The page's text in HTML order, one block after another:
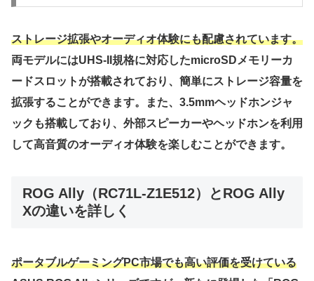
ストレージ拡張やオーディオ体験にも配慮されています。
両モデルにはUHS-II規格に対応したmicroSDメモリーカ
ードスロットが搭載されており、簡単にストレージ容量を
拡張することができます。また、3.5mmヘッドホンジャ
ックも搭載しており、外部スピーカーやヘッドホンを利用
して高音質のオーディオ体験を楽しむことができます。
ROG Ally（RC71L-Z1E512）とROG Ally
Xの違いを詳しく
ポータブルゲーミングPC市場でも高い評価を受けている